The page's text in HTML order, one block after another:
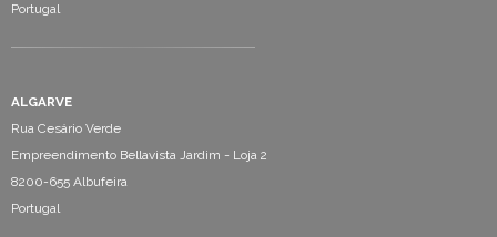
Portugal
ALGARVE
Rua Cesário Verde
Empreendimento Bellavista Jardim - Loja 2
8200-655 Albufeira
Portugal